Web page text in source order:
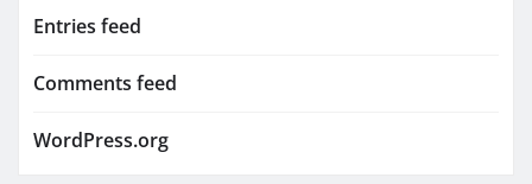
Entries feed
Comments feed
WordPress.org